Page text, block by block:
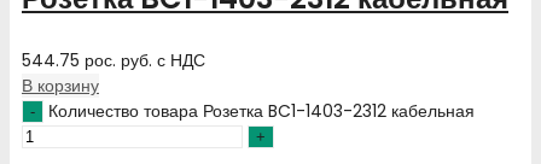
544.75 рос. руб. с НДС
В корзину
Количество товара Розетка BC1-1403-2312 кабельная